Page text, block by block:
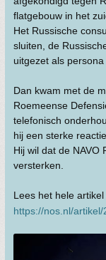
flatgebouw in het
Het Russische
sluiten, de
uitgezet als persona
Dan kwam met de
Roemeense
telefonisch
hij een sterke
Hij wil dat de NAVO
versterken.
Lees het hele artikel
https://nos.nl/